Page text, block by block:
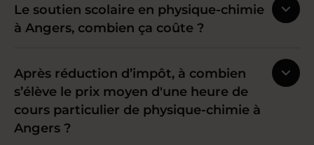
Le soutien scolaire en physique-chimie
à Angers, combien ça coûte ?
Après réduction d’impôt, à combien
s’élève le prix moyen d'une heure de
cours particulier de physique-chimie à
Angers ?